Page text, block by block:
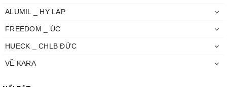
ALUMIL _ HY LẠP
FREEDOM _ ÚC
HUECK _ CHLB ĐỨC
VỀ KARA